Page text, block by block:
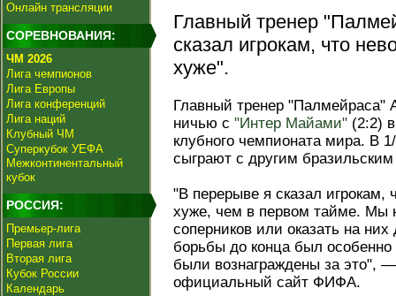
Онлайн трансляции
СОРЕВНОВАНИЯ:
ЧМ 2026
Лига чемпионов
Лига Европы
Лига конференций
Лига наций
Клубный ЧМ
Суперкубок УЕФА
Межконтинентальный
кубок
РОССИЯ:
Премьер-лига
Первая лига
Вторая лига
Кубок России
Календарь
Главный тренер
сказал игрокам, что
хуже".
Главный тренер "Палмейраса"
ничью с "Интер Майами" (2:2)
клубного чемпионата мира. В
сыграют с другим
"В перерыве я сказал игрокам,
хуже, чем в первом тайме. Мы
соперников или оказать на
борьбы до конца был
были вознаграждены за это",
официальный сайт ФИФА.